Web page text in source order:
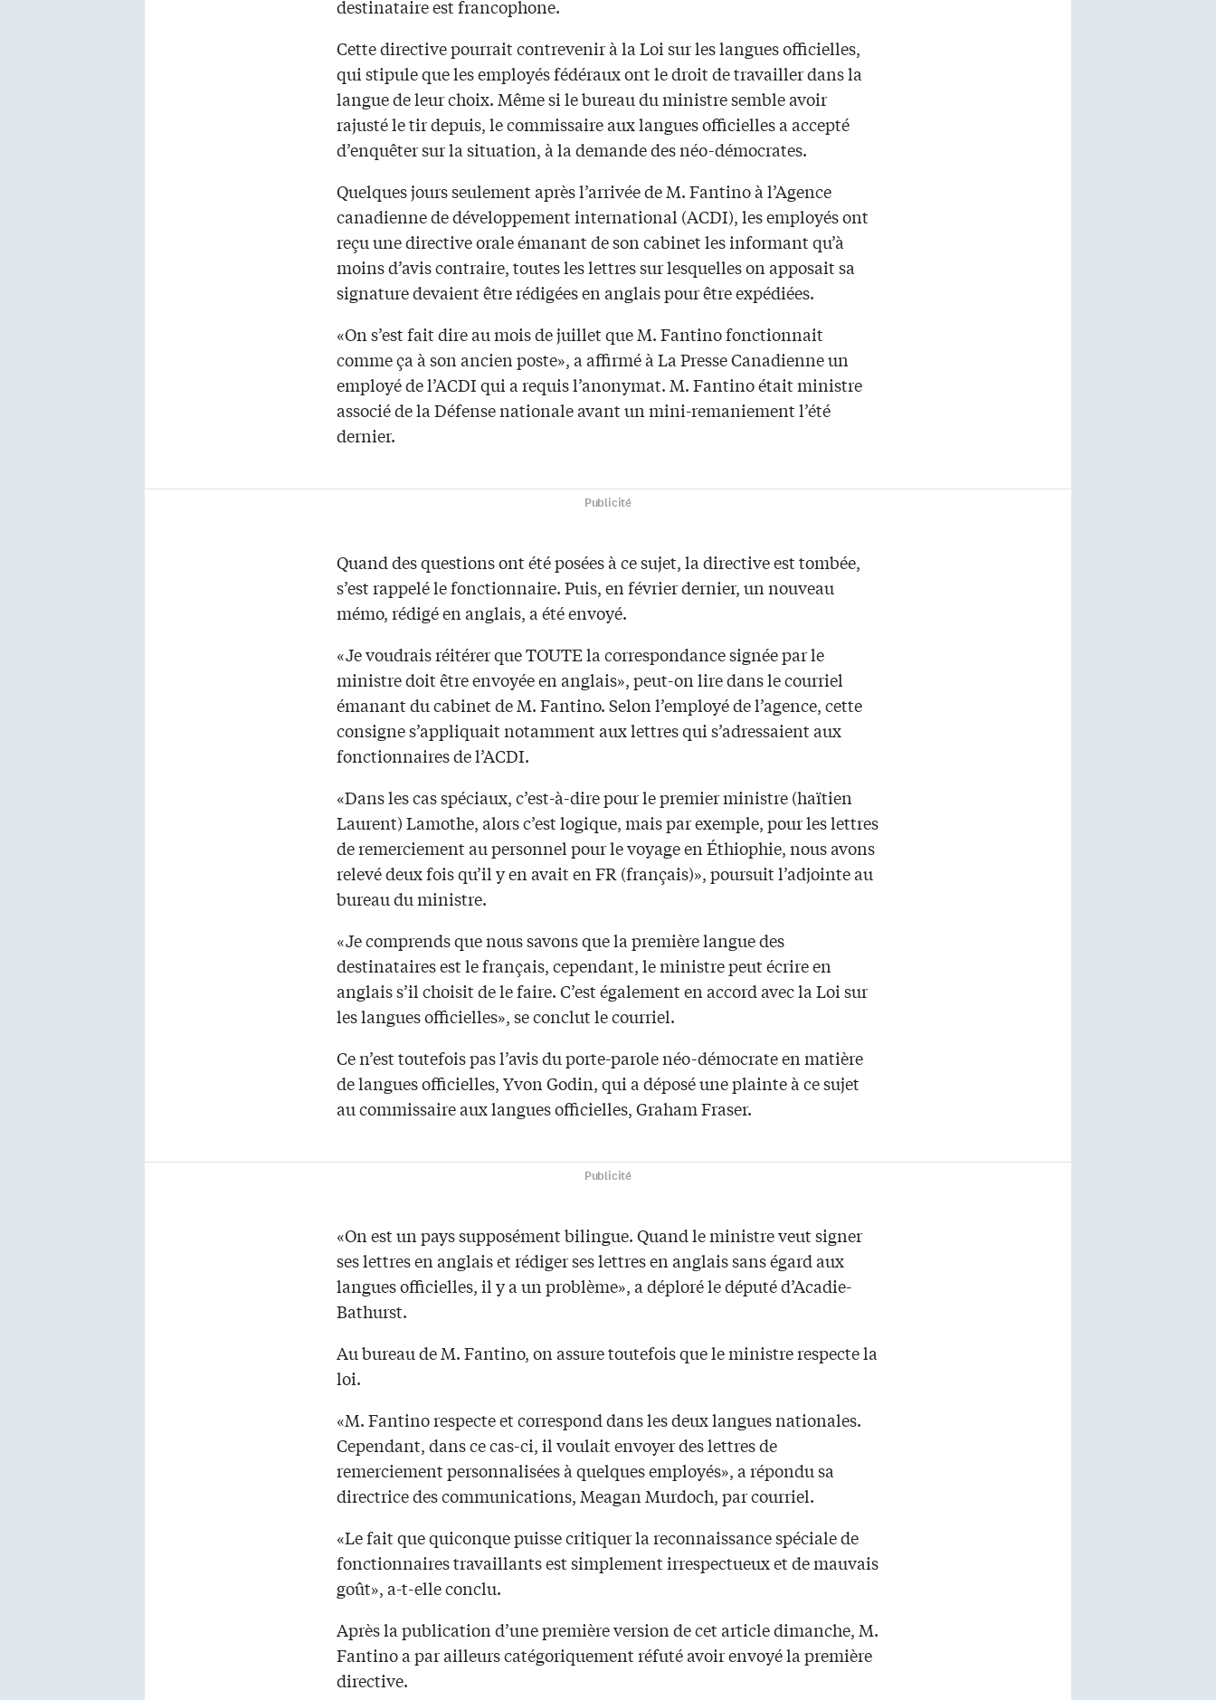
destinataire est francophone.
Cette directive pourrait contrevenir à la Loi sur les langues officielles,
qui stipule que les employés fédéraux ont le droit de travailler dans la
langue de leur choix. Même si le bureau du ministre semble avoir
rajusté le tir depuis, le commissaire aux langues officielles a accepté
d’enquêter sur la situation, à la demande des néo-démocrates.
Quelques jours seulement après l’arrivée de M. Fantino à l’Agence
canadienne de développement international (ACDI), les employés ont
reçu une directive orale émanant de son cabinet les informant qu’à
moins d’avis contraire, toutes les lettres sur lesquelles on apposait sa
signature devaient être rédigées en anglais pour être expédiées.
«On s’est fait dire au mois de juillet que M. Fantino fonctionnait
comme ça à son ancien poste», a affirmé à La Presse Canadienne un
employé de l’ACDI qui a requis l’anonymat. M. Fantino était ministre
associé de la Défense nationale avant un mini-remaniement l’été
dernier.
Publicité
Quand des questions ont été posées à ce sujet, la directive est tombée,
s’est rappelé le fonctionnaire. Puis, en février dernier, un nouveau
mémo, rédigé en anglais, a été envoyé.
«Je voudrais réitérer que TOUTE la correspondance signée par le
ministre doit être envoyée en anglais», peut-on lire dans le courriel
émanant du cabinet de M. Fantino. Selon l’employé de l’agence, cette
consigne s’appliquait notamment aux lettres qui s’adressaient aux
fonctionnaires de l’ACDI.
«Dans les cas spéciaux, c’est-à-dire pour le premier ministre (haïtien
Laurent) Lamothe, alors c’est logique, mais par exemple, pour les lettres
de remerciement au personnel pour le voyage en Éthiophie, nous avons
relevé deux fois qu’il y en avait en FR (français)», poursuit l’adjointe au
bureau du ministre.
«Je comprends que nous savons que la première langue des
destinataires est le français, cependant, le ministre peut écrire en
anglais s’il choisit de le faire. C’est également en accord avec la Loi sur
les langues officielles», se conclut le courriel.
Ce n’est toutefois pas l’avis du porte-parole néo-démocrate en matière
de langues officielles, Yvon Godin, qui a déposé une plainte à ce sujet
au commissaire aux langues officielles, Graham Fraser.
Publicité
«On est un pays supposément bilingue. Quand le ministre veut signer
ses lettres en anglais et rédiger ses lettres en anglais sans égard aux
langues officielles, il y a un problème», a déploré le député d’Acadie-
Bathurst.
Au bureau de M. Fantino, on assure toutefois que le ministre respecte la
loi.
«M. Fantino respecte et correspond dans les deux langues nationales.
Cependant, dans ce cas-ci, il voulait envoyer des lettres de
remerciement personnalisées à quelques employés», a répondu sa
directrice des communications, Meagan Murdoch, par courriel.
«Le fait que quiconque puisse critiquer la reconnaissance spéciale de
fonctionnaires travaillants est simplement irrespectueux et de mauvais
goût», a-t-elle conclu.
Après la publication d’une première version de cet article dimanche, M.
Fantino a par ailleurs catégoriquement réfuté avoir envoyé la première
directive.